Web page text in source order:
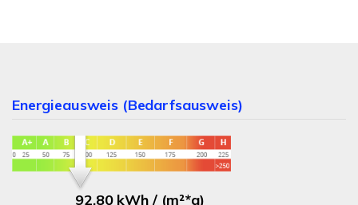
Energieausweis (Bedarfsausweis)
92,80 kWh / (m²*a)